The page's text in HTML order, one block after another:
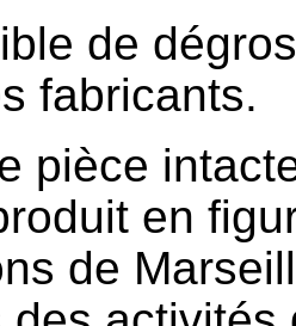
de
fabricants.
pièce
en
de